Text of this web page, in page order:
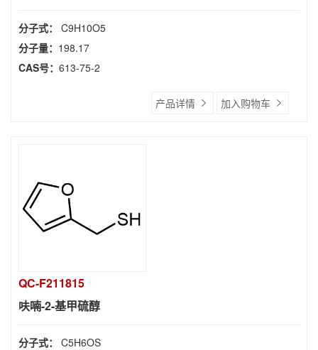
分子式： C9H10O5
分子量： 198.17
CAS号： 613-75-2
产品详情 加入购物车
QC-F211815
呋喃-2-基甲硫醇
分子式： C5H6OS